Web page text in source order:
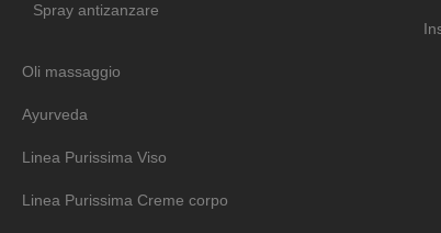
Spray antizanzare
Oli massaggio
Ayurveda
Linea Purissima Viso
Linea Purissima Creme corpo